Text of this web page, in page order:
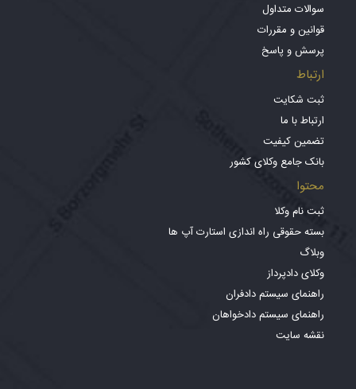
سوالات متداول
قوانین و مقررات
پرسش و پاسخ
ارتباط
ثبت شکایت
ارتباط با ما
تضمین کیفیت
بانک جامع وکلای کشور
محتوا
ثبت نام وکلا
بسته حقوقی راه اندازی استارت آپ ها
وبلاگ
وکلای دادپرداز
راهنمای سیستم دادفران
راهنمای سیستم دادخواهان
نقشه سایت